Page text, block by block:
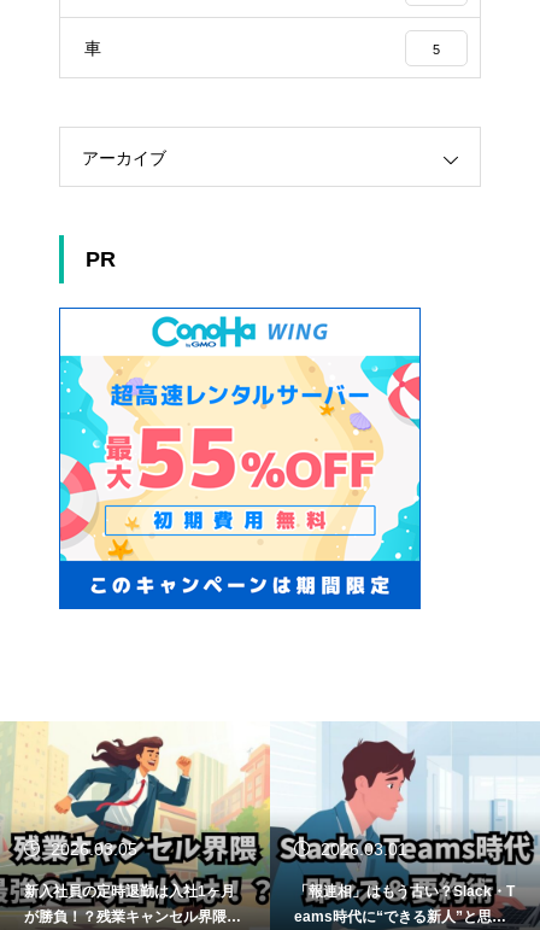
車 5
アーカイブ
PR
2026.03.05
新入社員の定時退勤は入社1ヶ月
が勝負！？残業キャンセル界隈の
2026.03.01
「報連相」はもう古い？Slack・T
eams時代に“できる新人”と思わ